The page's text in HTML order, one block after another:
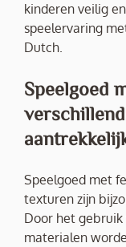
kinderen veilig
speelervaring
Dutch.
Speelgoed
Speelgoed met
texturen zijn
Door het gebruik
materialen